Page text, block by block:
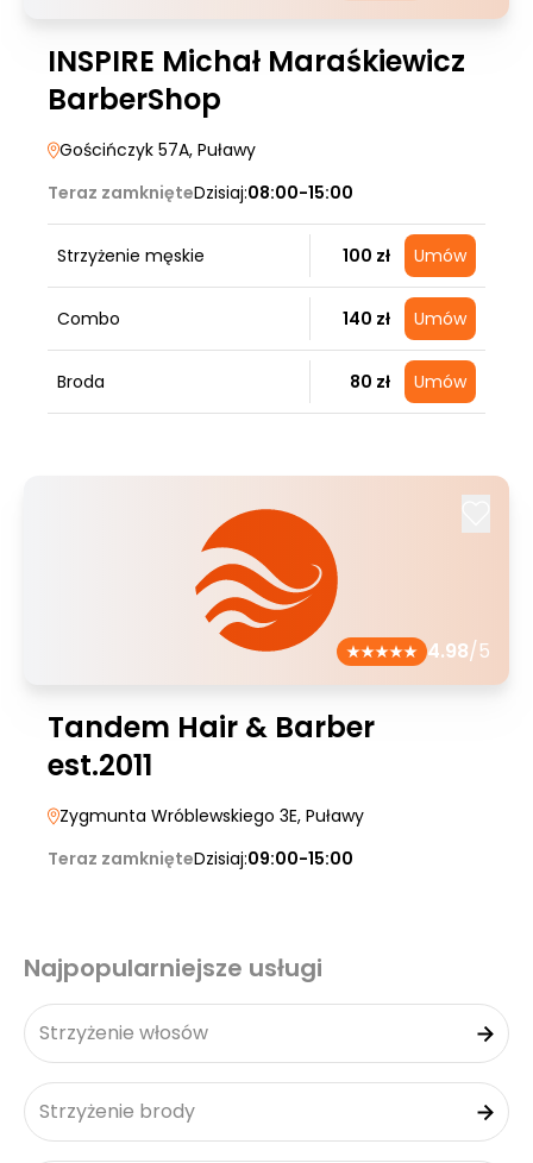
INSPIRE Michał Maraśkiewicz
BarberShop
Gościńczyk 57A, Puławy
Teraz zamknięteDzisiaj:08:00-15:00
Strzyżenie męskie 100 zł Umów
Combo 140 zł Umów
Broda 80 zł Umów
4.98/5
Tandem Hair & Barber
est.2011
Zygmunta Wróblewskiego 3E, Puławy
Teraz zamknięteDzisiaj:09:00-15:00
Najpopularniejsze usługi
Strzyżenie włosów
Strzyżenie brody